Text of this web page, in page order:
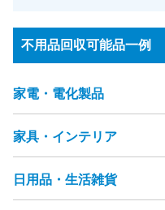
不用品回収可能品一例
家電・電化製品
テレビ 冷蔵庫 洗濯機
照明器具・ライト
加湿器
電動歯ブラシ
電気カミソリ
家具・インテリア
テーブル ソファ
マッサージチェア
ベッド
日用品・生活雑貨